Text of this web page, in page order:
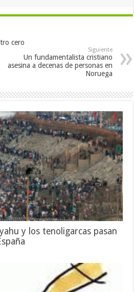
cero
Siguiente
Un fundamentalista cristiano
asesina a decenas de personas en
Noruega
y los tenoligarcas pasan